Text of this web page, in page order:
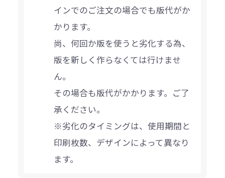
インでのご注文の場合でも版代がか
かります。
尚、何回か版を使うと劣化する為、
版を新しく作らなくては行けませ
ん。
その場合も版代がかかります。ご了
承ください。
※劣化のタイミングは、使用期間と
印刷枚数、デザインによって異なり
ます。